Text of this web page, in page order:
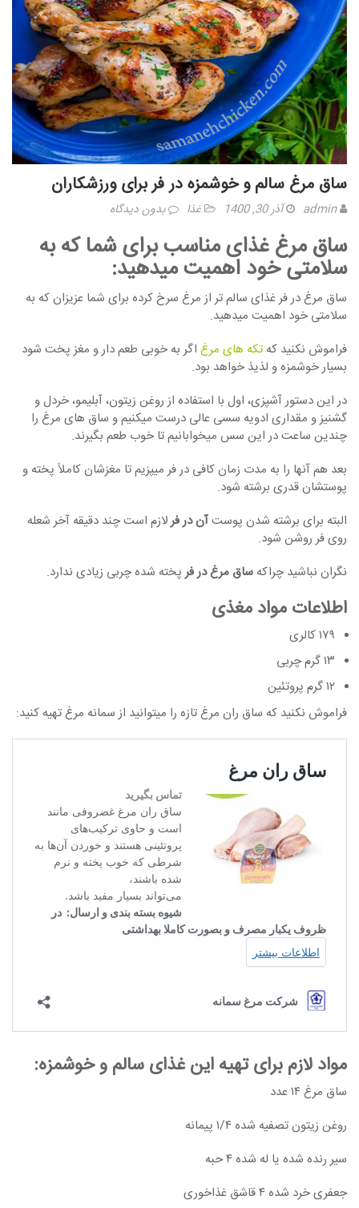
ساق مرغ سالم و خوشمزه در فر برای ورزشکاران
admin آذر 30, 1400 غذا بدون دیدگاه
ساق مرغ غذای مناسب برای شما که به
سلامتی خود اهمیت میدهید:
ساق مرغ در فر غذای سالم تر از مرغ سرخ کرده برای شما عزیزان که به
سلامتی خود اهمیت میدهید.
فراموش نکنید که تکه های مرغ اگر به خوبی طعم دار و مغز پخت شود
بسیار خوشمزه و لذیذ خواهد بود.
در این دستور آشپزی، اول با استفاده از روغن زیتون، آبلیمو، خردل و
گشنیز و مقداری ادویه سسی عالی درست میکنیم و ساق های مرغ را
چندین ساعت در این سس میخوابانیم تا خوب طعم بگیرند.
بعد هم آنها را به مدت زمان کافی در فر میپزیم تا مغزشان کاملاً پخته و
پوستشان قدری برشته شود.
البته برای برشته شدن پوستآن در فرلازم است چند دقیقه آخر شعله
روی فر روشن شود.
نگران نباشید چراکه ساق مرغ در فرپخته شده چربی زیادی ندارد.
اطلاعات مواد مغذی
۱۷۹ کالری
۱۳ گرم چربی
۱۲ گرم پروتئین
فراموش نکنید که ساق ران مرغ تازه را میتوانید از سمانه مرغ تهیه کنید:
مواد لازم برای تهیه این غذای سالم و خوشمزه:
ساق مرغ ۱۴ عدد
روغن زیتون تصفیه شده ۱/۴ پیمانه
سیر رنده شده یا له شده ۴ حبه
جعفری خرد شده ۴ قاشق غذاخوری